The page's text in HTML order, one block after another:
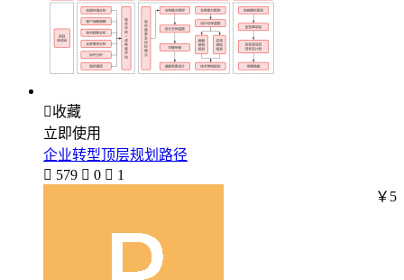
收藏
立即使用
企业转型顶层规划路径
 579  0  1
￥5